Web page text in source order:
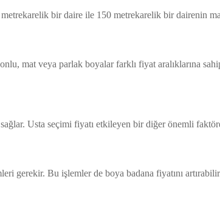
bir daire ile 150 metrekarelik bir dairenin
mat veya parlak boyalar farklı fiyat aralıklarına
sağlar. Usta seçimi fiyatı etkileyen bir diğer önemli
gerekir. Bu işlemler de boya badana fiyatını